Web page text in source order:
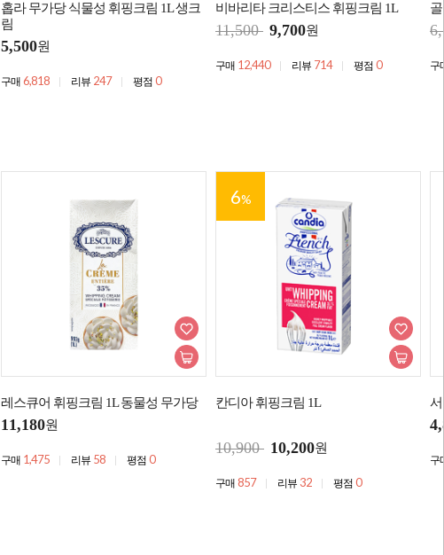
홉라 무가당 식물성 휘핑크림 1L 생크
림
5,500원
구매 6,818 리뷰 247 평점 0
비바리타 크리스티스 휘핑크림 1L
11,500 9,700원
구매 12,440 리뷰 714 평점 0 구
레스큐어 휘핑크림 1L 동물성 무가당
11,180원
구매 1,475 리뷰 58 평점 0
6%
칸디아 휘핑크림 1L
10,900 10,200원
구매 857 리뷰 32 평점 0
구